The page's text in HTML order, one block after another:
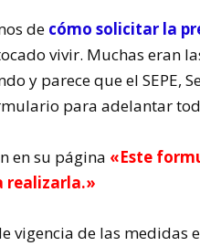
de cómo solicitar la
vivir. Muchas eran
y parece que el SEPE,
para adelantar
en su página «Este
realizarla.»
vigencia de las